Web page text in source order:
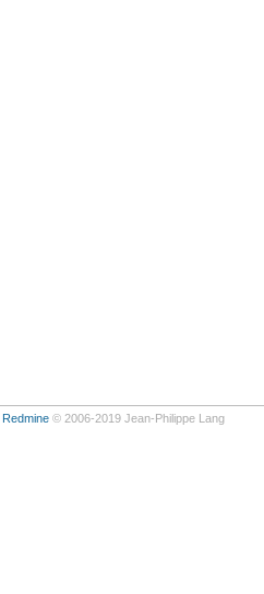
Redmine© 2006-2019 Jean-Philippe Lang